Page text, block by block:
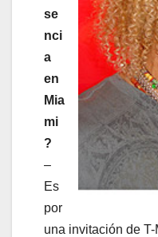
se
nci
a
en
Mia
mi
?
–
Es
por
una invitación de